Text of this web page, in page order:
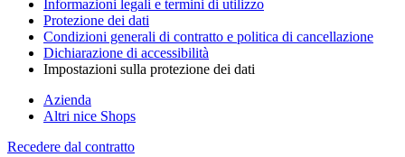
Informazioni legali e termini di utilizzo
Protezione dei dati
Condizioni generali di contratto e politica di cancellazione
Dichiarazione di accessibilità
Impostazioni sulla protezione dei dati
Azienda
Altri nice Shops
Recedere dal contratto